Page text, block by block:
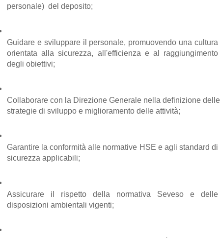
personale)  del deposito;
Guidare e sviluppare il personale, promuovendo una cultura
orientata alla sicurezza, all'efficienza e al raggiungimento
degli obiettivi;
Collaborare con la Direzione Generale nella definizione delle
strategie di sviluppo e miglioramento delle attività;
Garantire la conformità alle normative HSE e agli standard di
sicurezza applicabili;
Assicurare il rispetto della normativa Seveso e delle
disposizioni ambientali vigenti;